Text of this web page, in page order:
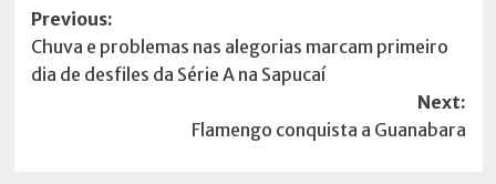
Post
navigation
Previous:
Chuva e problemas nas alegorias marcam primeiro
dia de desfiles da Série A na Sapucaí
Next:
Flamengo conquista a Guanabara